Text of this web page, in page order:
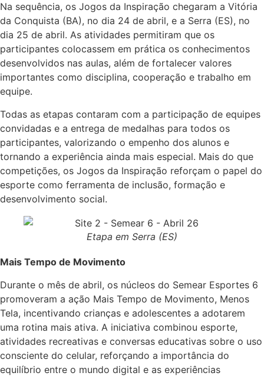
Na sequência, os Jogos da Inspiração chegaram a Vitória
da Conquista (BA), no dia 24 de abril, e a Serra (ES), no
dia 25 de abril. As atividades permitiram que os
participantes colocassem em prática os conhecimentos
desenvolvidos nas aulas, além de fortalecer valores
importantes como disciplina, cooperação e trabalho em
equipe.
Todas as etapas contaram com a participação de equipes
convidadas e a entrega de medalhas para todos os
participantes, valorizando o empenho dos alunos e
tornando a experiência ainda mais especial. Mais do que
competições, os Jogos da Inspiração reforçam o papel do
esporte como ferramenta de inclusão, formação e
desenvolvimento social.
Etapa em Serra (ES)
Mais Tempo de Movimento
Durante o mês de abril, os núcleos do Semear Esportes 6
promoveram a ação Mais Tempo de Movimento, Menos
Tela, incentivando crianças e adolescentes a adotarem
uma rotina mais ativa. A iniciativa combinou esporte,
atividades recreativas e conversas educativas sobre o uso
consciente do celular, reforçando a importância do
equilíbrio entre o mundo digital e as experiências